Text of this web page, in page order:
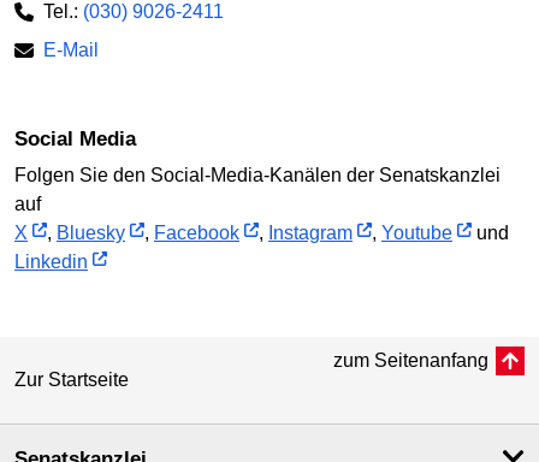
Tel.: (030) 9026-2411
E-Mail
Social Media
Folgen Sie den Social-Media-Kanälen der Senatskanzlei
auf
X
, Bluesky , Facebook , Instagram , Youtube
und
Linkedin
Zur Startseite
zum Seitenanfang